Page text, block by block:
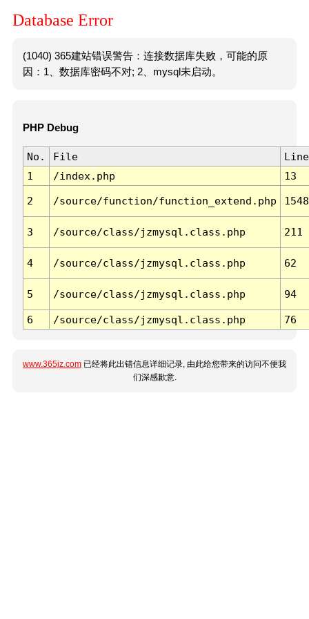
Database Error
(1040) 365建站错误警告：连接数据库失败，可能的原
因：1、数据库密码不对; 2、mysql未启动。
PHP Debug
No. File
Line
1
/index.php 13
2 /source/function/function_extend.php 1548
3 /source/class/jzmysql.class.php 211
4 /source/class/jzmysql.class.php 62
5 /source/class/jzmysql.class.php 94
6 /source/class/jzmysql.class.php 76
www.365jz.com 已经将此出错信息详细记录, 由此给您带来的访问不便我
们深感歉意.